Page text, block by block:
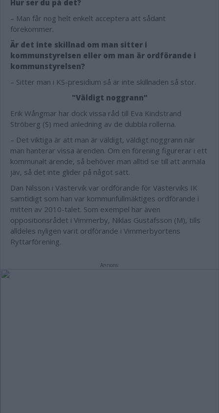
Hur ser du på det?
– Man får nog helt enkelt acceptera att sådant
förekommer.
Är det inte skillnad om man sitter i
kommunstyrelsen eller om man är ordförande i
kommunstyrelsen?
– Sitter man i KS-presidium så är inte skillnaden så stor.
"Väldigt noggrann"
Erik Wångmar har dock vissa råd till Eva Kindstrand
Ströberg (S) med anledning av de dubbla rollerna.
– Det viktiga är att man är väldigt, väldigt noggrann när
man hanterar vissa ärenden. Om en förening figurerar i ett
kommunalt ärende, så behöver man alltid se till att anmäla
jäv, så det inte glider på något sätt.
Dan Nilsson i Västervik var ordförande för Västerviks IK
samtidigt som han var kommunfullmäktiges ordförande i
mitten av 2010-talet. Som exempel har även
oppositionsrådet i Vimmerby, Niklas Gustafsson (M), tills
alldeles nyligen varit ordförande i Vimmerbyortens
Ryttarförening.
Annons: